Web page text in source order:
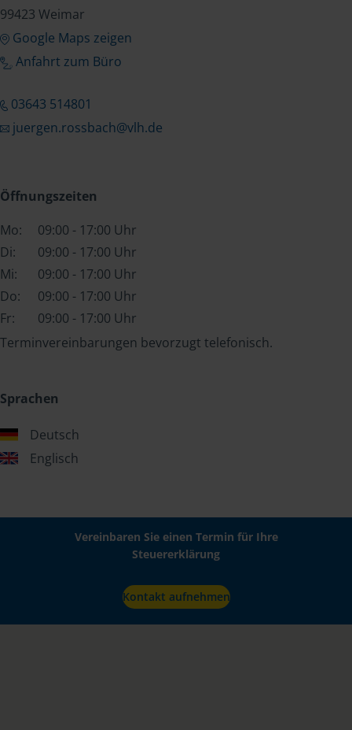
99423 Weimar
Google Maps zeigen
Anfahrt zum Büro
03643 514801
juergen.rossbach@vlh.de
Öffnungszeiten
Mo:
09:00 - 17:00 Uhr
Di:
09:00 - 17:00 Uhr
Mi:
09:00 - 17:00 Uhr
Do:
09:00 - 17:00 Uhr
Fr:
09:00 - 17:00 Uhr
Terminvereinbarungen bevorzugt telefonisch.
Sprachen
Deutsch
Englisch
Vereinbaren Sie einen Termin für Ihre
Steuererklärung
Kontakt aufnehmen